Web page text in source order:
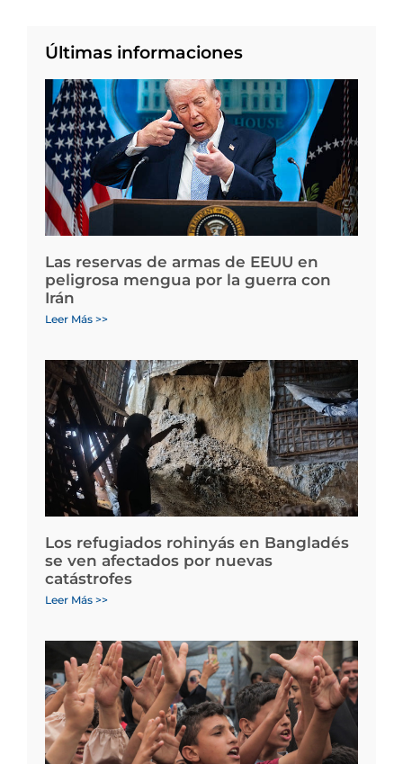
Últimas informaciones
Las reservas de armas de EEUU en
peligrosa mengua por la guerra con
Irán
Leer Más >>
Los refugiados rohinyás en Bangladés
se ven afectados por nuevas
catástrofes
Leer Más >>